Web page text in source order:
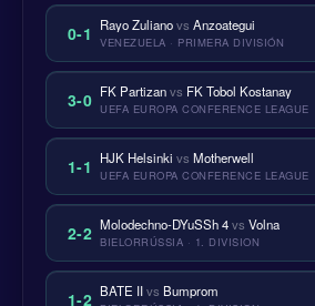
0-1 Rayo Zulianovs Anzoategui
VENEZUELA · PRIMERA DIVISIÓN
3-0 FK Partizanvs FK Tobol Kostanay
UEFA EUROPA CONFERENCE LEAGUE
1-1 HJK Helsinki vs Motherwell
UEFA EUROPA CONFERENCE LEAGUE
2-2 Molodechno-DYuSSh 4vs Volna
BIELORRÚSSIA · 1. DIVISION
1-2 BATE IIvs Bumprom